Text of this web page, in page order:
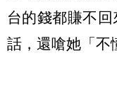
台的錢都賺不
話，還嗆她「不